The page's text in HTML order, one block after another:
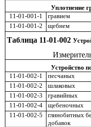
Уплотнение
11-01-001-1
гравием
11-01-001-2
щебнем
Таблица 11-01-002
Устройство
11-01-002-1
песчаных
11-01-002-2
шлаковых
11-01-002-3
гравийных
11-01-002-4
щебеночных
11-01-002-5
глинобитных
добавок